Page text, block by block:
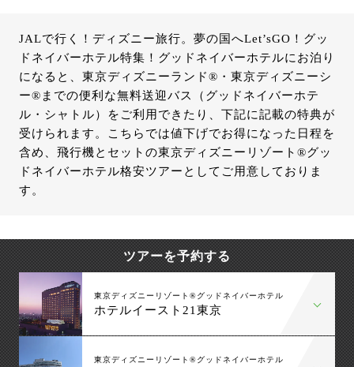
JALで行く！ディズニー旅行。夢の国へLet’sGO！グッ
ドネイバーホテル特集！グッドネイバーホテルにお泊り
になると、東京ディズニーランド®・東京ディズニーシ
ー®までの便利な無料送迎バス（グッドネイバーホテ
ル・シャトル）をご利用できたり、下記に記載の特典が
受けられます。こちらでは値下げでお得になった日程を
含め、飛行機とセットの東京ディズニーリゾート®グッ
ドネイバーホテル格安ツアーとしてご用意しておりま
す。
ツアーを予約する
東京ディズニーリゾート®グッドネイバーホテル
ホテルイースト21東京
東京ディズニーリゾート®グッドネイバーホテル